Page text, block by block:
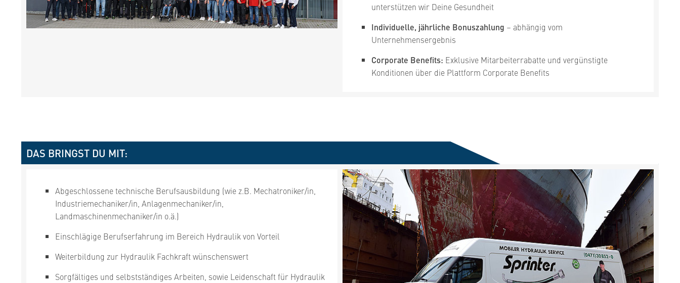
unterstützen wir Deine Gesundheit
Individuelle, jährliche Bonuszahlung – abhängig vom
Unternehmensergebnis
Corporate Benefits: Exklusive Mitarbeiterrabatte und vergünstigte
Konditionen über die Plattform Corporate Benefits
DAS BRINGST DU MIT:
Abgeschlossene technische Berufsausbildung (wie z.B. Mechatroniker/in,
Industriemechaniker/in, Anlagenmechaniker/in,
Landmaschinenmechaniker/in o.ä.)
Einschlägige Berufserfahrung im Bereich Hydraulik von Vorteil
Weiterbildung zur Hydraulik Fachkraft wünschenswert
Sorgfältiges und selbstständiges Arbeiten, sowie Leidenschaft für Hydraulik